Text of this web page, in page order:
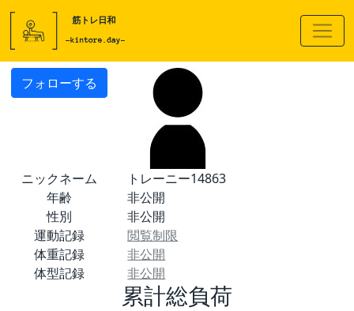
フォローする
ニックネーム
トレーニー14863
年齢
非公開
性別
非公開
運動記録
閲覧制限
体重記録
非公開
体型記録
非公開
累計総負荷